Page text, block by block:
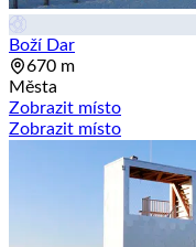
Boží Dar
670 m
Města
Zobrazit místo
Zobrazit místo